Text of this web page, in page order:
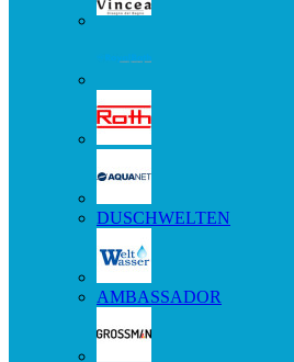
DUSCHWELTEN
AMBASSADOR